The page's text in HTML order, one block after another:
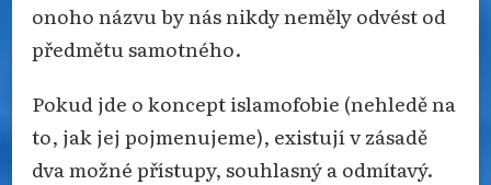
onoho názvu by nás nikdy neměly odvést od
předmětu samotného.
Pokud jde o koncept islamofobie (nehledě na
to, jak jej pojmenujeme), existují v zásadě
dva možné přístupy, souhlasný a odmítavý.